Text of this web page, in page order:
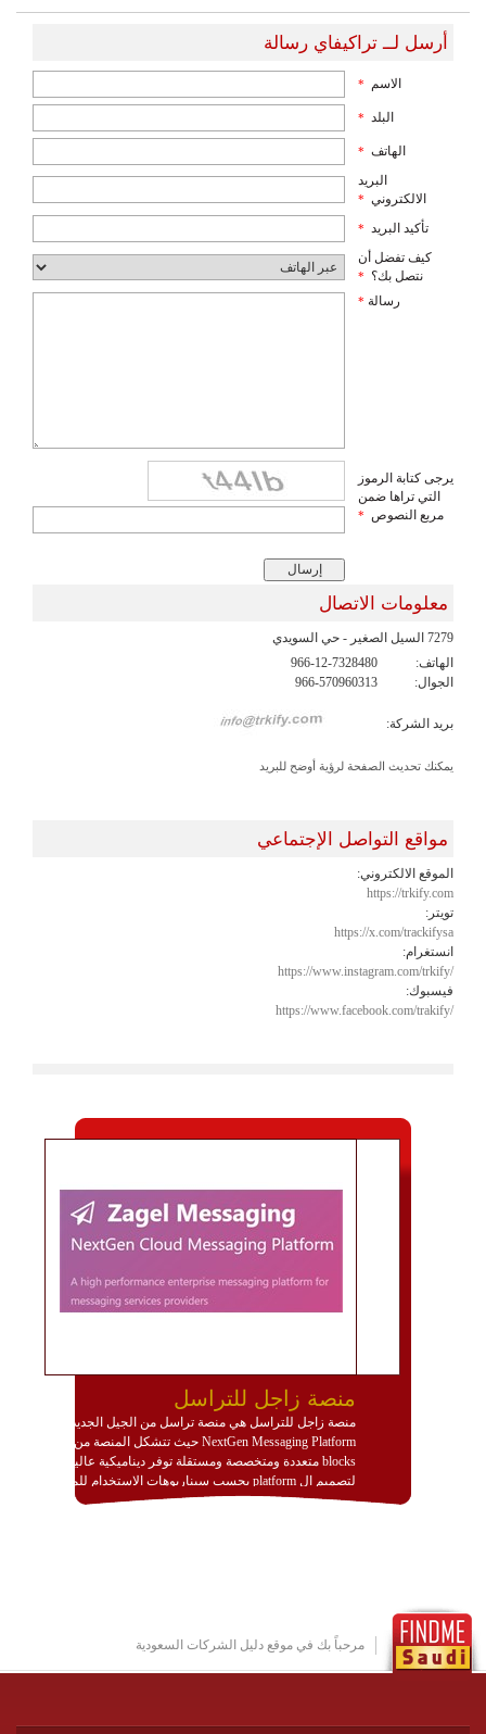
أرسل لــ تراكيفاي رسالة
الاسم *
البلد *
الهاتف *
البريد
الالكتروني *
تأكيد البريد *
كيف تفضل أن
نتصل بك؟ *
رسالة *
يرجى كتابة الرموز
التي تراها ضمن
مربع النصوص *
معلومات الاتصال
7279 السيل الصغير - حي السويدي
الهاتف:
966-12-7328480
الجوال:
966-570960313
بريد الشركة:
يمكنك تحديث الصفحة لرؤية أوضح للبريد
مواقع التواصل الإجتماعي
الموقع الالكتروني:
https://trkify.com
تويتر:
https://x.com/trackifysa
انستغرام:
https://www.instagram.com/trkify/
فيسبوك:
https://www.facebook.com/trakify/
منصة زاجل للتراسل
منصة زاجل للتراسل هي منصة تراسل من الجيل الجديد
NextGen Messaging Platform حيث تتشكل المنصة من
blocks متعددة ومتخصصة ومستقلة توفر ديناميكية عالية
لتصميم ال platform بحسب سيناريوهات الاستخدام للمنصة
وتتوافق مع النشر والاستثمار ضمن بيئة استضافة dedicated
http://www.plutosms.com/zagel
مرحباً بك في موقع دليل الشركات السعودية